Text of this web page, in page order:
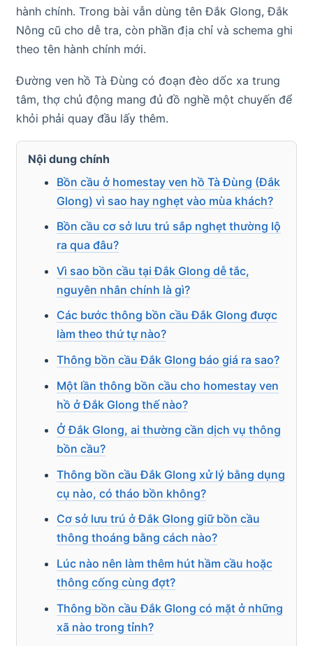
hành chính. Trong bài vẫn dùng tên Đắk Glong, Đắk
Nông cũ cho dễ tra, còn phần địa chỉ và schema ghi
theo tên hành chính mới.
Đường ven hồ Tà Đùng có đoạn đèo dốc xa trung
tâm, thợ chủ động mang đủ đồ nghề một chuyến để
khỏi phải quay đầu lấy thêm.
Nội dung chính
Bồn cầu ở homestay ven hồ Tà Đùng (Đắk
Glong) vì sao hay nghẹt vào mùa khách?
Bồn cầu cơ sở lưu trú sắp nghẹt thường lộ
ra qua đâu?
Vì sao bồn cầu tại Đắk Glong dễ tắc,
nguyên nhân chính là gì?
Các bước thông bồn cầu Đắk Glong được
làm theo thứ tự nào?
Thông bồn cầu Đắk Glong báo giá ra sao?
Một lần thông bồn cầu cho homestay ven
hồ ở Đắk Glong thế nào?
Ở Đắk Glong, ai thường cần dịch vụ thông
bồn cầu?
Thông bồn cầu Đắk Glong xử lý bằng dụng
cụ nào, có tháo bồn không?
Cơ sở lưu trú ở Đắk Glong giữ bồn cầu
thông thoáng bằng cách nào?
Lúc nào nên làm thêm hút hầm cầu hoặc
thông cống cùng đợt?
Thông bồn cầu Đắk Glong có mặt ở những
xã nào trong tỉnh?